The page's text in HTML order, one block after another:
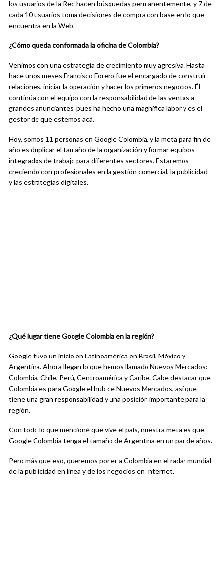
los usuarios de la Red hacen búsquedas permanentemente, y 7 de
cada 10 usuarios toma decisiones de compra con base en lo que
encuentra en la Web.
¿Cómo queda conformada la oficina de Colombia?
Venimos con una estrategia de crecimiento muy agresiva. Hasta
hace unos meses Francisco Forero fue el encargado de construir
relaciones, iniciar la operación y hacer los primeros negocios. Él
continúa con el equipo con la responsabilidad de las ventas a
grandes anunciantes, pues ha hecho una magnífica labor y es el
gestor de que estemos acá.
Hoy, somos 11 personas en Google Colombia, y la meta para fin de
año es duplicar el tamaño de la organización y formar equipos
integrados de trabajo para diferentes sectores. Estaremos
creciendo con profesionales en la gestión comercial, la publicidad
y las estrategias digitales.
¿Qué lugar tiene Google Colombia en la región?
Google tuvo un inicio en Latinoamérica en Brasil, México y
Argentina. Ahora llegan lo que hemos llamado Nuevos Mercados:
Colombia, Chile, Perú, Centroamérica y Caribe. Cabe destacar que
Colombia es para Google el hub de Nuevos Mercados, así que
tiene una gran responsabilidad y una posición importante para la
región.
Con todo lo que mencioné que vive el país, nuestra meta es que
Google Colombia tenga el tamaño de Argentina en un par de años.
Pero más que eso, queremos poner a Colombia en el radar mundial
de la publicidad en línea y de los negocios en Internet.